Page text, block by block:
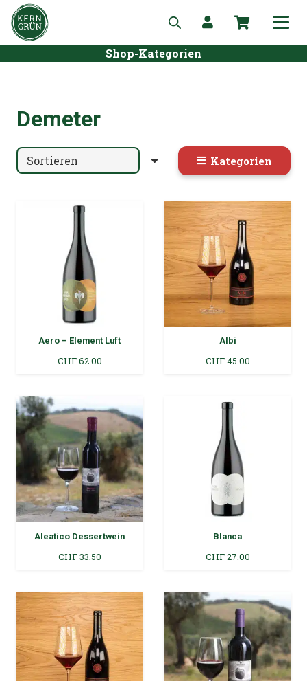
Shop-Kategorien
Demeter
Kategorien
Aero – Element Luft
CHF62.00
Albi
CHF45.00
Aleatico Dessertwein
CHF33.50
Blanca
CHF27.00